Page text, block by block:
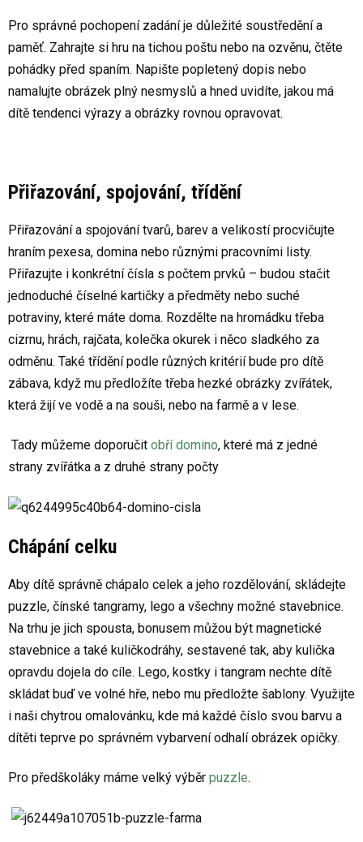
Pro správné pochopení zadání je důležité soustředění a
paměť. Zahrajte si hru na tichou poštu nebo na ozvěnu, čtěte
pohádky před spaním. Napište popletený dopis nebo
namalujte obrázek plný nesmyslů a hned uvidíte, jakou má
dítě tendenci výrazy a obrázky rovnou opravovat.
Přiřazování, spojování, třídění
Přiřazování a spojování tvarů, barev a velikostí procvičujte
hraním pexesa, domina nebo různými pracovními listy.
Přiřazujte i konkrétní čísla s počtem prvků – budou stačit
jednoduché číselné kartičky a předměty nebo suché
potraviny, které máte doma. Rozdělte na hromádku třeba
cizrnu, hrách, rajčata, kolečka okurek i něco sladkého za
odměnu. Také třídění podle různých kritérií bude pro dítě
zábava, když mu předložíte třeba hezké obrázky zvířátek,
která žijí ve vodě a na souši, nebo na farmě a v lese.
Tady můžeme doporučit obří domino, které má z jedné
strany zvířátka a z druhé strany počty
Chápání celku
Aby dítě správně chápalo celek a jeho rozdělování, skládejte
puzzle, čínské tangramy, lego a všechny možné stavebnice.
Na trhu je jich spousta, bonusem můžou být magnetické
stavebnice a také kuličkodráhy, sestavené tak, aby kulička
opravdu dojela do cíle. Lego, kostky i tangram nechte dítě
skládat buď ve volné hře, nebo mu předložte šablony. Využijte
i naši chytrou omalovánku, kde má každé číslo svou barvu a
dítěti teprve po správném vybarvení odhalí obrázek opičky.
Pro předškoláky máme velký výběr puzzle.